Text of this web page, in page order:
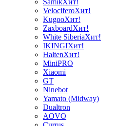
SamikХит!
VelociferoХит!
KugooХит!
ZaxboardХит!
White SiberiaХит!
IKINGIХит!
HaltenХит!
MiniPRO
Xiaomi
GT
Ninebot
Yamato (Midway)
Dualtron
AOVO